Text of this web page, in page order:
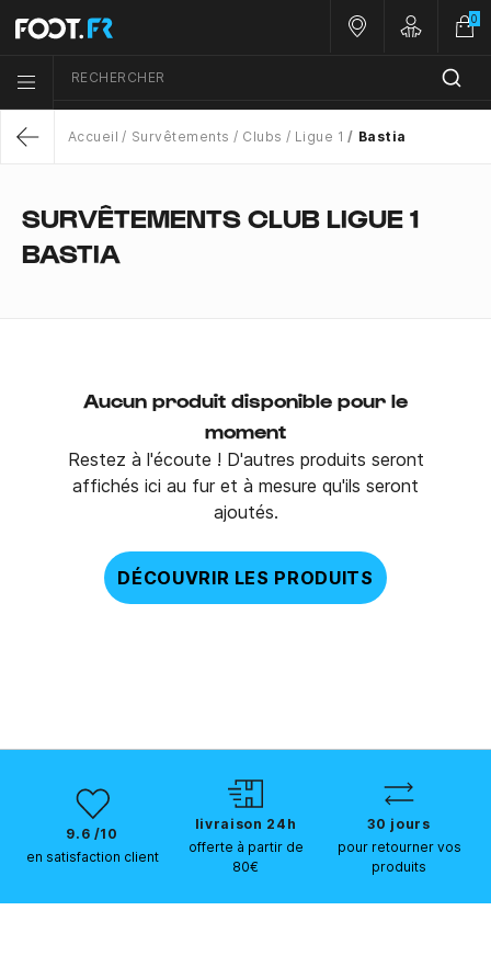
Menu list icon
RECHERCHER
Nos magasins
Customer
0
Accueil Survêtements Clubs Ligue 1 Bastia
SURVÊTEMENTS CLUB LIGUE 1
BASTIA
Aucun produit disponible pour le
moment
Restez à l'écoute ! D'autres produits seront
affichés ici au fur et à mesure qu'ils seront
ajoutés.
DÉCOUVRIR LES PRODUITS
9.6 /10
en satisfaction client
livraison 24h
offerte à partir de
80€
30 jours
pour retourner vos
produits